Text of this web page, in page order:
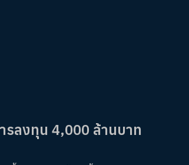
รลงทุน 4,000 ล้านบาท